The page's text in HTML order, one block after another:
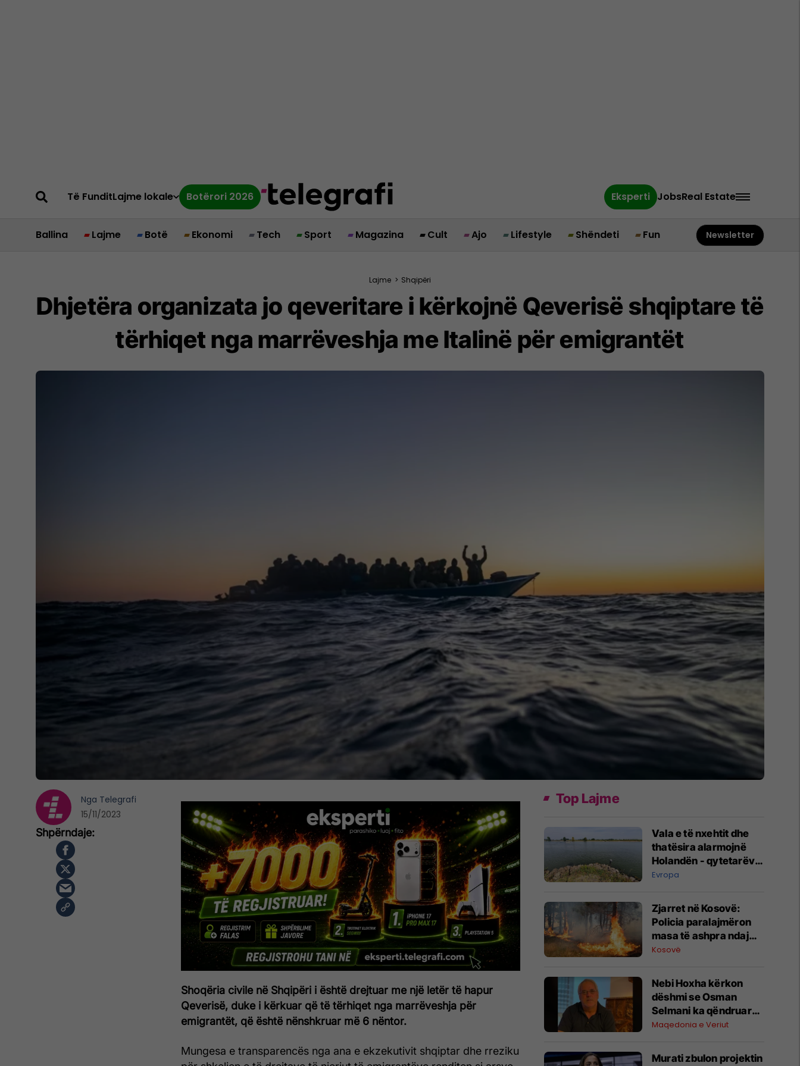
Të FunditLajme lokale Botërori 2026 Eksperti JobsReal Estate
Ballina Lajme Botë Ekonomi Tech Sport Magazina Cult Ajo Lifestyle Shëndeti Fun Newsletter
Lajme > Shqipëri
Dhjetëra organizata jo qeveritare i kërkojnë Qeverisë shqiptare të
tërhiqet nga marrëveshja me Italinë për emigrantët
Shoqëria civile në Shqipëri i është drejtuar me një letër të hapur
Qeverisë, duke i kërkuar që të tërhiqet nga marrëveshja për
emigrantët, që është nënshkruar më 6 nëntor.
Mungesa e transparencës nga ana e ekzekutivit shqiptar dhe rreziku
Nga Telegrafi
15/11/2023
Top Lajme
Vala e të nxehtit dhe
thatësira alarmojnë
Holandën - qytetarëve
u kërkohet të kursejnë
Evropa
Zjarret në Kosovë:
Policia paralajmëron
masa të ashpra ndaj
zjarrvënësve
Kosovë
Nebi Hoxha kërkon
dëshmi se Osman
Selmani ka qëndruar
në Çegran gjatë luftës
lufte
Maqedonia e Veriut
Murati zbulon projektin